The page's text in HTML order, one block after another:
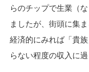
らのチップで生業（
ましたが、街頭に集
経済的にみれば「貴
らない程度の収入に過